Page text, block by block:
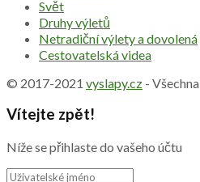
Svět
Druhy výletů
Netradiční výlety a dovolená
Cestovatelská videa
© 2017-2021 vyslapy.cz -
Vítejte zpět!
Níže se přihlaste do vašeho účtu